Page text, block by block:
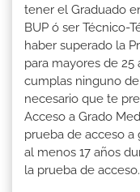
tener el Graduado
BUP ó ser Técnico-
haber superado la
para mayores de 25
cumplas ninguno
necesario que te
Acceso a Grado
prueba de acceso
al menos 17 años
la prueba de acceso.